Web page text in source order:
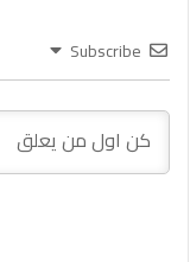
Subscribe